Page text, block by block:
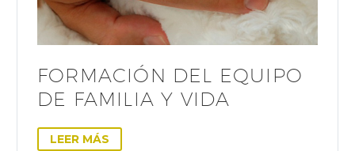
FORMACIÓN DEL EQUIPO
DE FAMILIA Y VIDA
LEER MÁS